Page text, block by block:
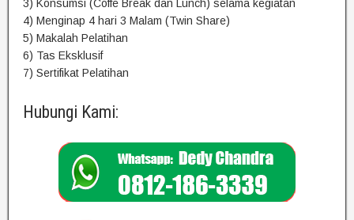
3) Konsumsi (Coffe Break dan Lunch) selama kegiatan
4) Menginap 4 hari 3 Malam (Twin Share)
5) Makalah Pelatihan
6) Tas Eksklusif
7) Sertifikat Pelatihan
Hubungi Kami: